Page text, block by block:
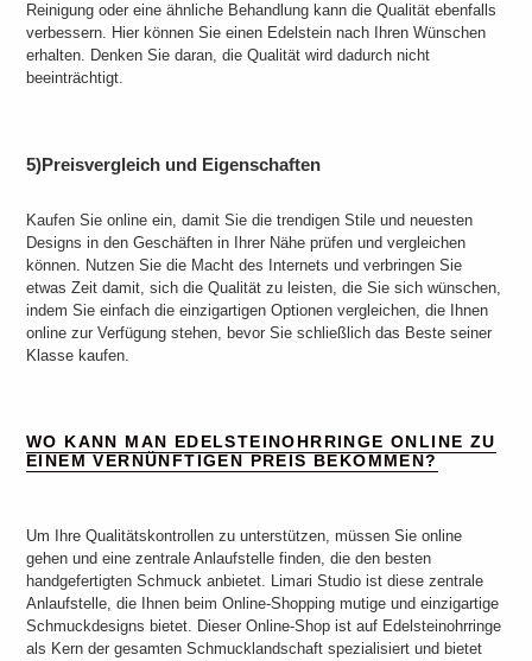
Reinigung oder eine ähnliche Behandlung kann die Qualität ebenfalls
verbessern. Hier können Sie einen Edelstein nach Ihren Wünschen
erhalten. Denken Sie daran, die Qualität wird dadurch nicht
beeinträchtigt.
5)Preisvergleich und Eigenschaften
Kaufen Sie online ein, damit Sie die trendigen Stile und neuesten
Designs in den Geschäften in Ihrer Nähe prüfen und vergleichen
können. Nutzen Sie die Macht des Internets und verbringen Sie
etwas Zeit damit, sich die Qualität zu leisten, die Sie sich wünschen,
indem Sie einfach die einzigartigen Optionen vergleichen, die Ihnen
online zur Verfügung stehen, bevor Sie schließlich das Beste seiner
Klasse kaufen.
WO KANN MAN EDELSTEINOHRRINGE ONLINE ZU
EINEM VERNÜNFTIGEN PREIS BEKOMMEN?
Um Ihre Qualitätskontrollen zu unterstützen, müssen Sie online
gehen und eine zentrale Anlaufstelle finden, die den besten
handgefertigten Schmuck anbietet. Limari Studio ist diese zentrale
Anlaufstelle, die Ihnen beim Online-Shopping mutige und einzigartige
Schmuckdesigns bietet. Dieser Online-Shop ist auf Edelsteinohrringe
als Kern der gesamten Schmucklandschaft spezialisiert und bietet